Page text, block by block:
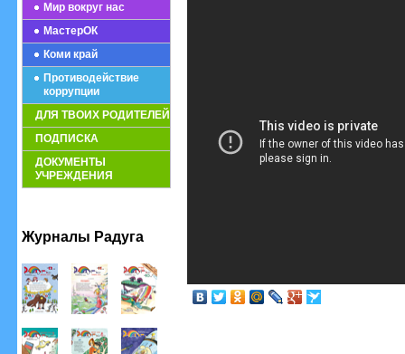
Мир вокруг нас
МастерОК
Коми край
Противодействие
коррупции
ДЛЯ ТВОИХ РОДИТЕЛЕЙ
ПОДПИСКА
ДОКУМЕНТЫ
УЧРЕЖДЕНИЯ
Журналы Радуга